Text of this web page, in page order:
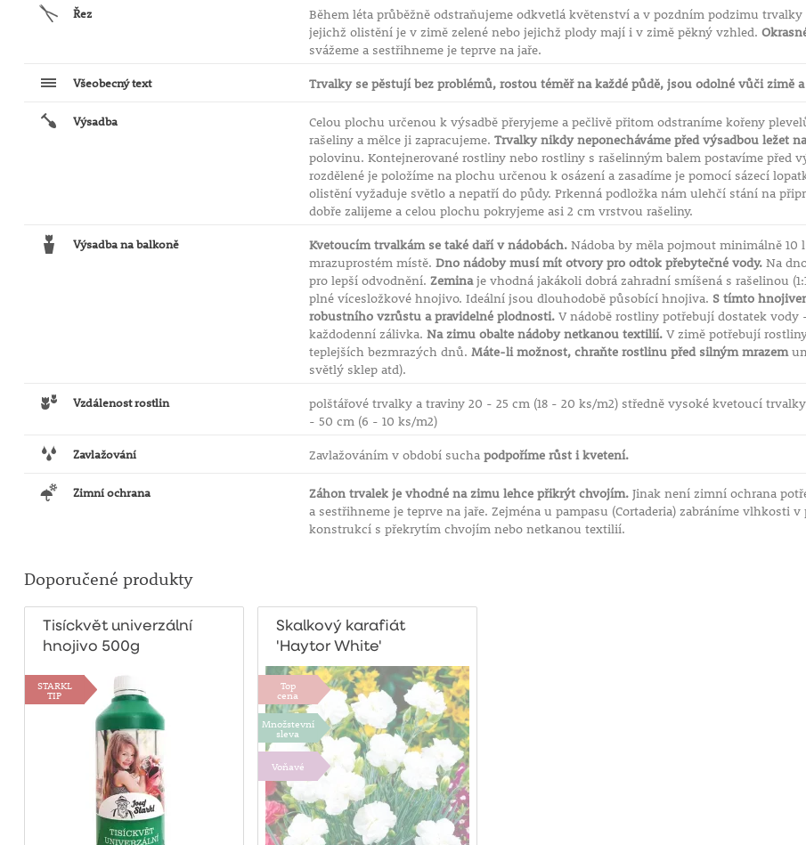
Řez
Během léta průběžně odstraňujeme odkvetlá květenství a v pozdním podzimu
jejichž olistění je v zimě zelené nebo jejichž plody mají i v zimě pěkný vzhled.
svážeme a sestřihneme je teprve na jaře.
Všeobecný text Trvalky se pěstují bez problémů, rostou téměř na každé půdě, jsou odolné vůči zimě
Výsadba
Celou plochu určenou k výsadbě přeryjeme a pečlivě přitom odstraníme kořeny
rašeliny a mělce ji zapracujeme. Trvalky nikdy neponecháváme před výsadbou ležet
polovinu. Kontejnerované rostliny nebo rostliny s rašelinným balem postavíme před
rozdělené je položíme na plochu určenou k osázení a zasadíme je pomocí sázecí
olistění vyžaduje světlo a nepatří do půdy. Prkenná podložka nám ulehčí stání na
dobře zalijeme a celou plochu pokryjeme asi 2 cm vrstvou rašeliny.
Výsadba na balkoně Kvetoucím trvalkám se také daří v nádobách.Nádoba by měla pojmout minimálně 10
mrazuprostém místě. Dno nádoby musí mít otvory pro odtok přebytečné vody.Na
pro lepší odvodnění. Zeminaje vhodná jakákoli dobrá zahradní smíšená s rašelinou
plné vícesložkové hnojivo. Ideální jsou dlouhodobě působící hnojiva. S tímto
robustního vzrůstu a pravidelné plodnosti.V nádobě rostliny potřebují dostatek vody
každodenní zálivka. Na zimu obalte nádoby netkanou textilií.V zimě potřebují
teplejších bezmrazých dnů. Máte-li možnost, chraňte rostlinu před silným mrazem
světlý sklep atd).
Vzdálenost rostlin
polštářové trvalky a traviny 20 - 25 cm (18 - 20 ks/m2) středně vysoké kvetoucí
- 50 cm (6 - 10 ks/m2)
Zavlažování Zavlažováním v období sucha podpoříme růst i kvetení.
Zimní ochrana Záhon trvalek je vhodné na zimu lehce přikrýt chvojím.Jinak není zimní ochrana
a sestřihneme je teprve na jaře. Zejména u pampasu (Cortaderia) zabráníme
konstrukcí s překrytím chvojím nebo netkanou textilií.
Doporučené produkty
Tisíckvět univerzální
hnojivo 500g
STARKL
TIP
Skalkový karafiát
'Haytor White'
Top
cena
Množstevní
sleva
Voňavé